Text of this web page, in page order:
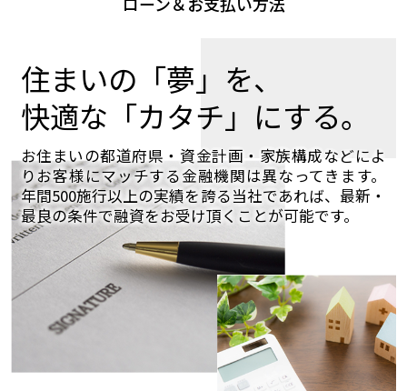
住まいの「夢」を、
快適な「カタチ」にする。
お住まいの都道府県・資金計画・家族構成などによ
りお客様にマッチする金融機関は異なってきます。
年間500施行以上の実績を誇る当社であれば、最新・
最良の条件で融資をお受け頂くことが可能です。